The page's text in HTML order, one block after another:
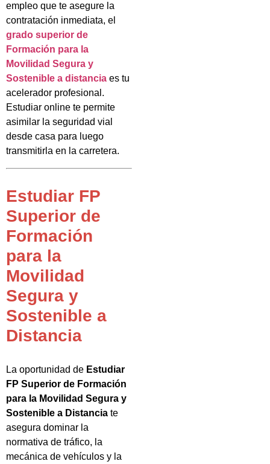
empleo que te asegure la
contratación inmediata, el
grado superior de
Formación para la
Movilidad Segura y
Sostenible a distancia es tu
acelerador profesional.
Estudiar online te permite
asimilar la seguridad vial
desde casa para luego
transmitirla en la carretera.
Estudiar FP
Superior de
Formación
para la
Movilidad
Segura y
Sostenible a
Distancia
La oportunidad de Estudiar
FP Superior de Formación
para la Movilidad Segura y
Sostenible a Distancia te
asegura dominar la
normativa de tráfico, la
mecánica de vehículos y la